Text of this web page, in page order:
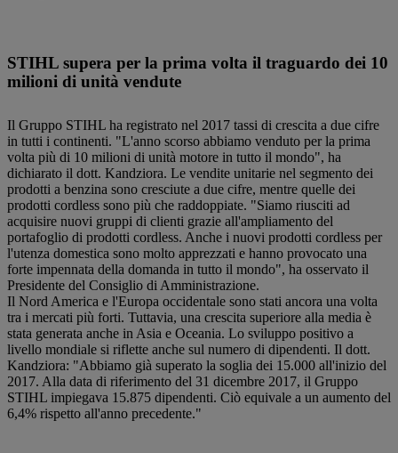
STIHL supera per la prima volta il traguardo dei 10
milioni di unità vendute
Il Gruppo STIHL ha registrato nel 2017 tassi di crescita a due cifre
in tutti i continenti. "L'anno scorso abbiamo venduto per la prima
volta più di 10 milioni di unità motore in tutto il mondo", ha
dichiarato il dott. Kandziora. Le vendite unitarie nel segmento dei
prodotti a benzina sono cresciute a due cifre, mentre quelle dei
prodotti cordless sono più che raddoppiate. "Siamo riusciti ad
acquisire nuovi gruppi di clienti grazie all'ampliamento del
portafoglio di prodotti cordless. Anche i nuovi prodotti cordless per
l'utenza domestica sono molto apprezzati e hanno provocato una
forte impennata della domanda in tutto il mondo", ha osservato il
Presidente del Consiglio di Amministrazione.
Il Nord America e l'Europa occidentale sono stati ancora una volta
tra i mercati più forti. Tuttavia, una crescita superiore alla media è
stata generata anche in Asia e Oceania. Lo sviluppo positivo a
livello mondiale si riflette anche sul numero di dipendenti. Il dott.
Kandziora: "Abbiamo già superato la soglia dei 15.000 all'inizio del
2017. Alla data di riferimento del 31 dicembre 2017, il Gruppo
STIHL impiegava 15.875 dipendenti. Ciò equivale a un aumento del
6,4% rispetto all'anno precedente."